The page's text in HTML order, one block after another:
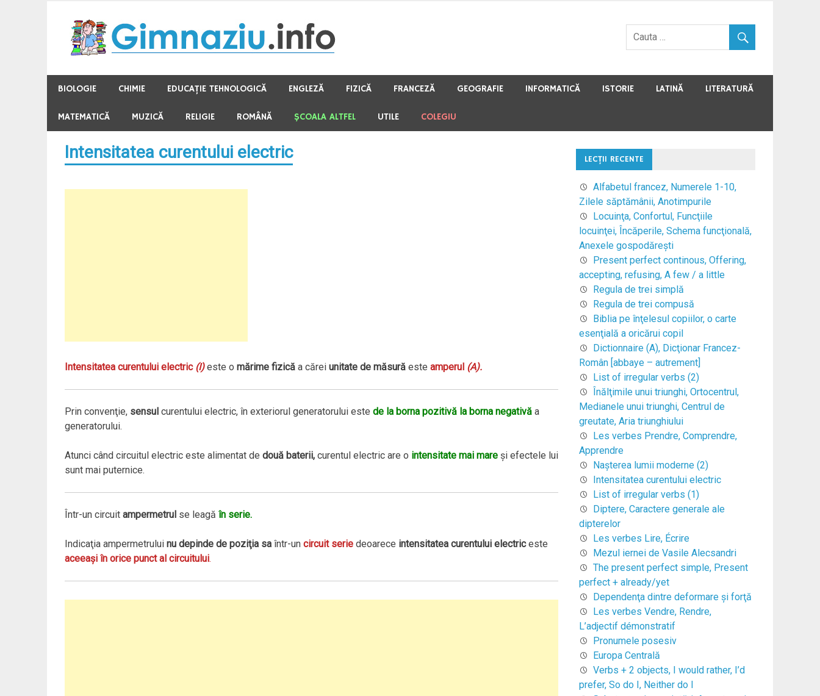
content
BIOLOGIE CHIMIE EDUCAŢIE TEHNOLOGICĂ ENGLEZĂ FIZICĂ FRANCEZĂ GEOGRAFIE INFORMATICĂ ISTORIE LATINĂ LITERATURĂ
MATEMATICĂ MUZICĂ RELIGIE ROMÂNĂ ŞCOALA ALTFEL UTILE COLEGIU
Intensitatea curentului electric
Intensitatea curentului electric (I)este o mărime fizicăa cărei unitate de măsurăeste amperul (A).
Prin convenţie, sensulcurentului electric, în exteriorul generatorului este de la borna pozitivă la borna negativăa
generatorului.
Atunci când circuitul electric este alimentat de două baterii,curentul electric are o intensitate mai mareşi efectele lui
sunt mai puternice.
Într-un circuit ampermetrulse leagă în serie.
Indicaţia ampermetrului nu depinde de poziţia saîntr-un circuit seriedeoarece intensitatea curentului electriceste
aceeaşi în orice punct al circuitului.
LECŢII RECENTE
Alfabetul francez, Numerele 1-10,
Zilele săptămânii, Anotimpurile
Locuinţa, Confortul, Funcţiile
locuinţei, Încăperile, Schema funcţională,
Anexele gospodăreşti
Present perfect continous, Offering,
accepting, refusing, A few / a little
Regula de trei simplă
Regula de trei compusă
Biblia pe înţelesul copiilor, o carte
esenţială a oricărui copil
Dictionnaire (A), Dicţionar Francez-
Român [abbaye – autrement]
List of irregular verbs (2)
Înălţimile unui triunghi, Ortocentrul,
Medianele unui triunghi, Centrul de
greutate, Aria triunghiului
Les verbes Prendre, Comprendre,
Apprendre
Naşterea lumii moderne (2)
Intensitatea curentului electric
List of irregular verbs (1)
Diptere, Caractere generale ale
dipterelor
Les verbes Lire, Écrire
Mezul iernei de Vasile Alecsandri
The present perfect simple, Present
perfect + already/yet
Dependenţa dintre deformare şi forţă
Les verbes Vendre, Rendre,
L’adjectif démonstratif
Pronumele posesiv
Europa Centrală
Verbs + 2 objects, I would rather, I’d
prefer, So do I, Neither do I